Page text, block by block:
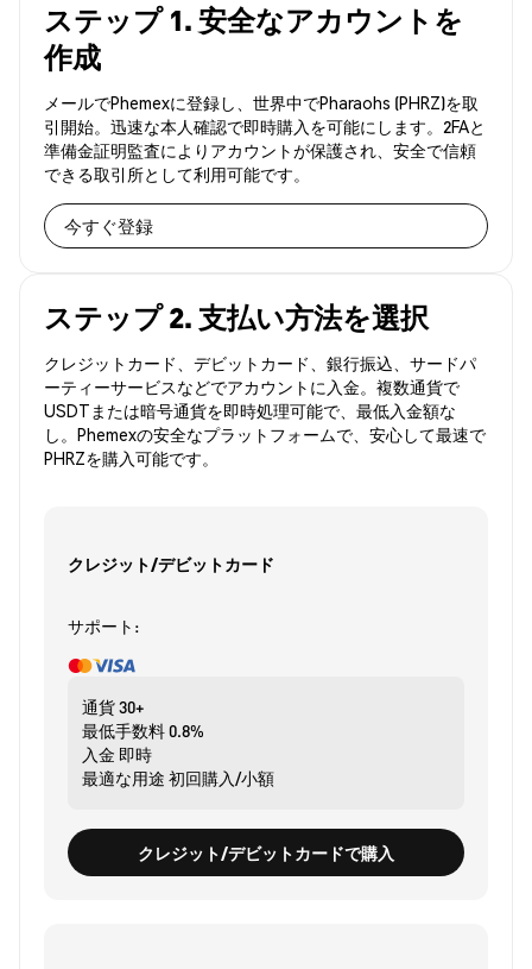
ステップ 1. 安全なアカウントを
作成
メールでPhemexに登録し、世界中でPharaohs (PHRZ)を取
引開始。迅速な本人確認で即時購入を可能にします。2FAと
準備金証明監査によりアカウントが保護され、安全で信頼
できる取引所として利用可能です。
今すぐ登録
ステップ 2. 支払い方法を選択
クレジットカード、デビットカード、銀行振込、サードパ
ーティーサービスなどでアカウントに入金。複数通貨で
USDTまたは暗号通貨を即時処理可能で、最低入金額な
し。Phemexの安全なプラットフォームで、安心して最速で
PHRZを購入可能です。
クレジット/デビットカード
サポート:
通貨30+
最低手数料0.8%
入金 即時
最適な用途 初回購入/小額
クレジット/デビットカードで購入